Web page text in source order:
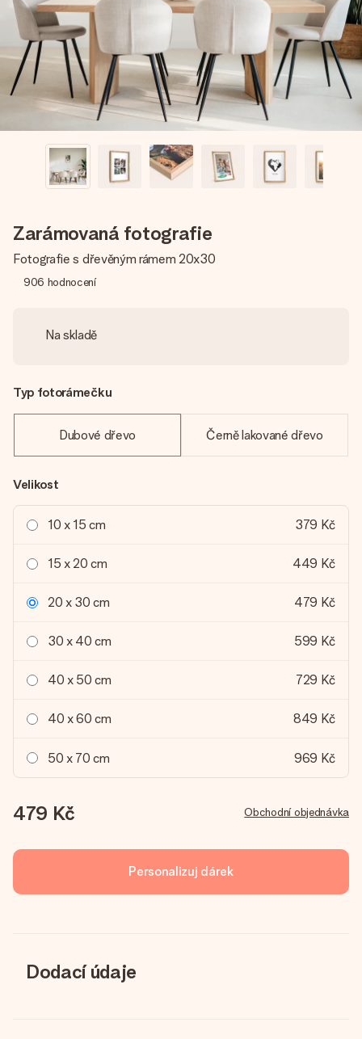
jménem, vaší fotografií nebo vzkazem, který doopravdy
zahřeje u srdce. Žádné zbytečné složitosti, jen spousta
lásky pro daný okamžik.
Zarámovaná fotografie
Fotografie s dřevěným rámem 20x30
906 hodnocení
Na skladě
Typ fotorámečku
Dubové dřevo Černě lakované dřevo
Velikost
10 x 15 cm 379 Kč
15 x 20 cm 449 Kč
20 x 30 cm 479 Kč
30 x 40 cm 599 Kč
40 x 50 cm 729 Kč
40 x 60 cm 849 Kč
50 x 70 cm 969 Kč
479 Kč Obchodní objednávka
Personalizuj dárek
Dodací údaje